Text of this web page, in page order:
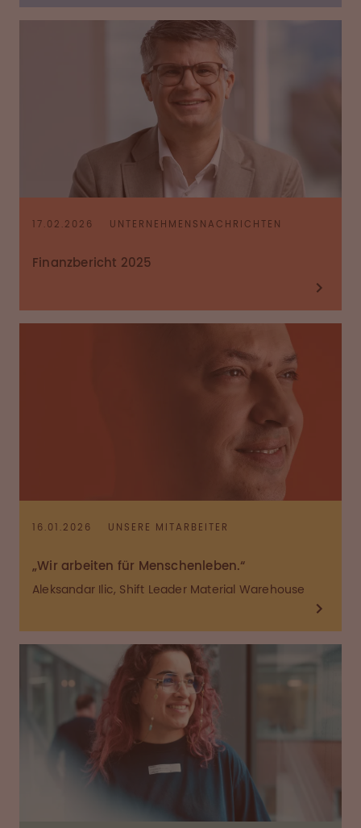
17.02.2026 UNTERNEHMENSNACHRICHTEN
Finanzbericht 2025
16.01.2026 UNSERE MITARBEITER
„Wir arbeiten für Menschenleben.“
Aleksandar Ilic, Shift Leader Material Warehouse